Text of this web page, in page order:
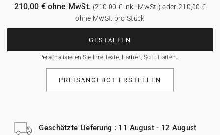
GESTALTEN
Personalisieren Sie Ihre Texte, Farben, Schriftarten...
210,00 € ohne MwSt. (210,00 € inkl. MwSt.) oder 210,00 €
ohne MwSt. pro Stück
PREISANGEBOT ERSTELLEN
Geschätzte Lieferung : 11 August - 12 August